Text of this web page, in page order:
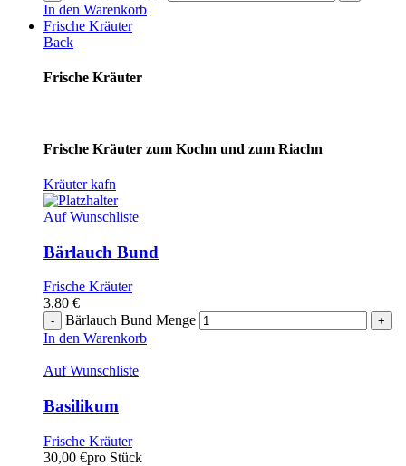
In den Warenkorb
Frische Kräuter
Back
Frische Kräuter
Frische Kräuter zum Kochn und zum Riachn
Kräuter kafn
Auf Wunschliste
Bärlauch Bund
Frische Kräuter
3,80 €
Bärlauch Bund Menge
In den Warenkorb
Auf Wunschliste
Basilikum
Frische Kräuter
30,00 €pro Stück